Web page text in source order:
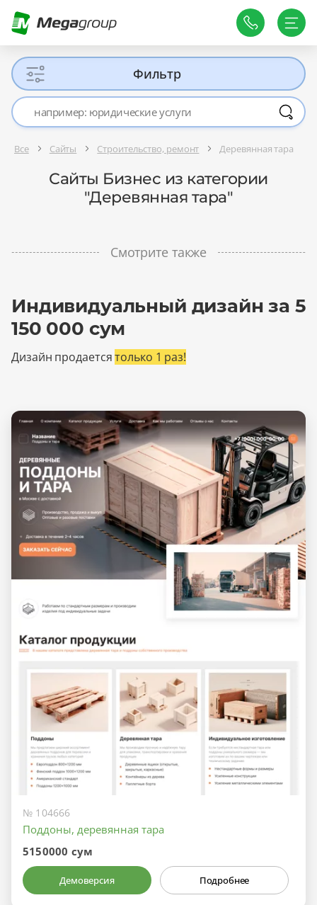
Фильтр
Все Сайты Строительство, ремонт Деревянная тара
Сайты Бизнес из категории
"Деревянная тара"
Смотрите также
Индивидуальный дизайн за 5
150 000 сум
Дизайн продаетсятолько 1 раз!
№ 104666
Поддоны, деревянная тара
5150000 сум
Демоверсия Подробнее